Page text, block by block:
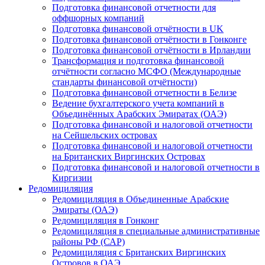
Подготовка финансовой отчетности для
оффшорных компаний
Подготовка финансовой отчётности в UK
Подготовка финансовой отчётности в Гонконге
Подготовка финансовой отчётности в Ирландии
Трансформация и подготовка финансовой
отчётности согласно МСФО (Международные
стандарты финансовой отчётности)
Подготовка финансовой отчетности в Белизе
Ведение бухгалтерского учета компаний в
Объединённых Арабских Эмиратах (ОАЭ)
Подготовка финансовой и налоговой отчетности
на Сейшельских островах
Подготовка финансовой и налоговой отчетности
на Британских Виргинских Островах
Подготовка финансовой и налоговой отчетности в
Киргизии
Редомициляция
Редомициляция в Объединенные Арабские
Эмираты (ОАЭ)
Редомициляция в Гонконг
Редомициляция в специальные административные
районы РФ (САР)
Редомициляция с Британских Виргинских
Островов в ОАЭ